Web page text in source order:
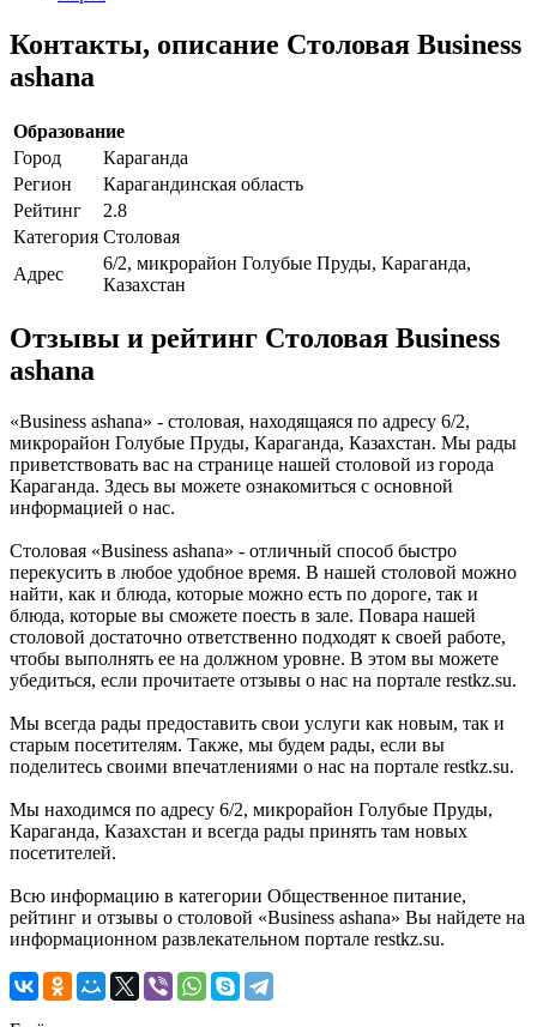
Контакты, описание Столовая Business
ashana
Образование
Город
Караганда
Регион
Карагандинская область
Рейтинг
2.8
Категория Столовая
Адрес
6/2, микрорайон Голубые Пруды, Караганда,
Казахстан
Отзывы и рейтинг Столовая Business
ashana
«Business ashana» - столовая, находящаяся по адресу 6/2,
микрорайон Голубые Пруды, Караганда, Казахстан. Мы рады
приветствовать вас на странице нашей столовой из города
Караганда. Здесь вы можете ознакомиться с основной
информацией о нас.
Столовая «Business ashana» - отличный способ быстро
перекусить в любое удобное время. В нашей столовой можно
найти, как и блюда, которые можно есть по дороге, так и
блюда, которые вы сможете поесть в зале. Повара нашей
столовой достаточно ответственно подходят к своей работе,
чтобы выполнять ее на должном уровне. В этом вы можете
убедиться, если прочитаете отзывы о нас на портале restkz.su.
Мы всегда рады предоставить свои услуги как новым, так и
старым посетителям. Также, мы будем рады, если вы
поделитесь своими впечатлениями о нас на портале restkz.su.
Мы находимся по адресу 6/2, микрорайон Голубые Пруды,
Караганда, Казахстан и всегда рады принять там новых
посетителей.
Всю информацию в категории Общественное питание,
рейтинг и отзывы о столовой «Business ashana» Вы найдете на
информационном развлекательном портале restkz.su.